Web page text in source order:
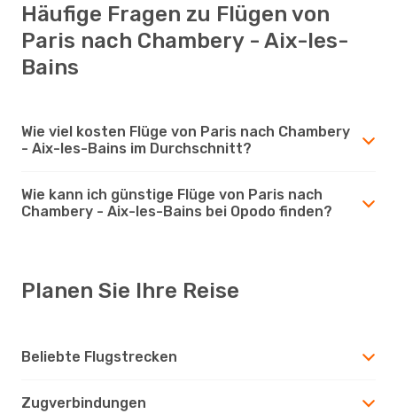
Häufige Fragen zu Flügen von
Paris nach Chambery - Aix-les-
Bains
Wie viel kosten Flüge von Paris nach Chambery
- Aix-les-Bains im Durchschnitt?
Wie kann ich günstige Flüge von Paris nach
Chambery - Aix-les-Bains bei Opodo finden?
Planen Sie Ihre Reise
Beliebte Flugstrecken
Zugverbindungen